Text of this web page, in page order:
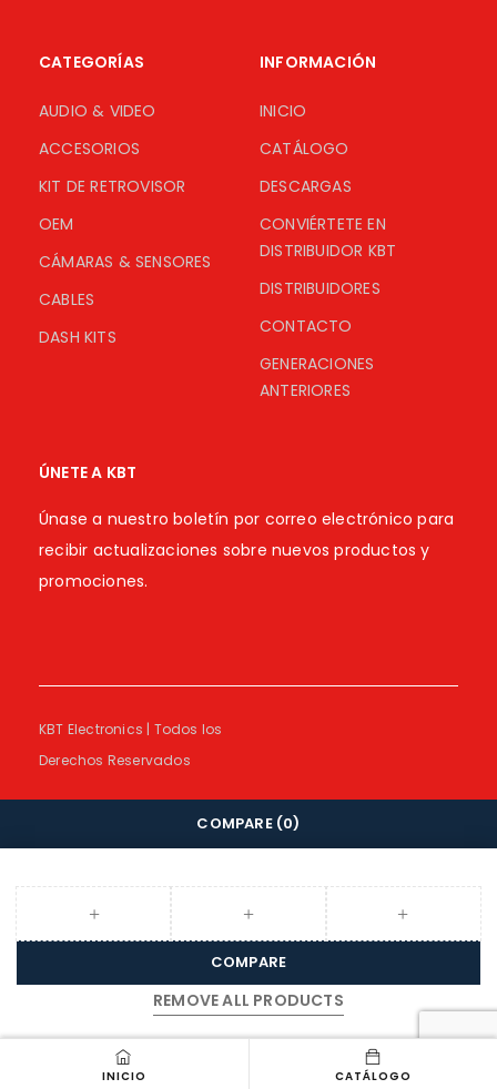
CATEGORÍAS
AUDIO & VIDEO
ACCESORIOS
KIT DE RETROVISOR
OEM
CÁMARAS & SENSORES
CABLES
DASH KITS
INFORMACIÓN
INICIO
CATÁLOGO
DESCARGAS
CONVIÉRTETE EN
DISTRIBUIDOR KBT
DISTRIBUIDORES
CONTACTO
GENERACIONES
ANTERIORES
ÚNETE A KBT
Únase a nuestro boletín por correo electrónico para
recibir actualizaciones sobre nuevos productos y
promociones.
KBT Electronics | Todos los
Derechos Reservados
INICIO CATÁLOGO
COMPARE (0)
COMPARE
REMOVE ALL PRODUCTS